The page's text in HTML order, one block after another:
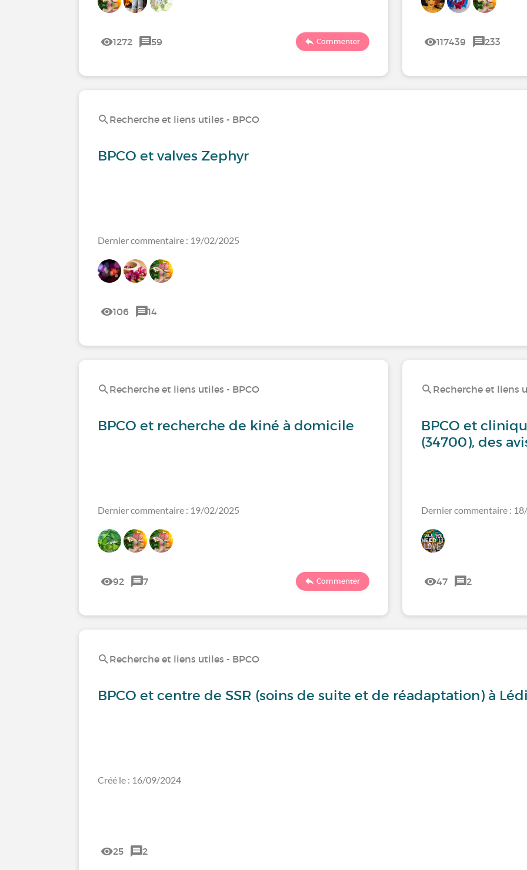
1272 59 Commenter 117439 233
Recherche et liens utiles - BPCO
BPCO et valves Zephyr
Dernier commentaire : 19/02/2025
106 14
Recherche et liens utiles - BPCO
BPCO et recherche de kiné à domicile
Dernier commentaire : 19/02/2025
92 7 Commenter
Recherche et liens
BPCO et
(34700), des
Dernier commentaire :
47 2
Recherche et liens utiles - BPCO
BPCO et centre de SSR (soins de suite et de réadaptation) à
Créé le : 16/09/2024
25 2